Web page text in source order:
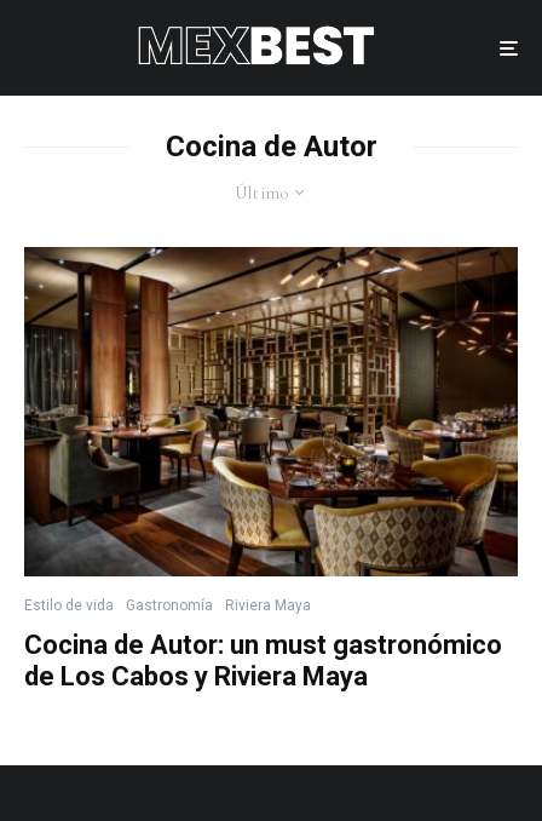
Cocina de Autor
Último
Estilo de vida Gastronomía Riviera Maya
Cocina de Autor: un must gastronómico
de Los Cabos y Riviera Maya